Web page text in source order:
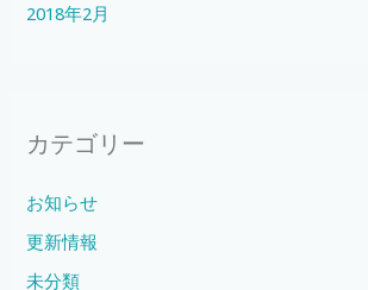
2018年2月
カテゴリー
お知らせ
更新情報
未分類